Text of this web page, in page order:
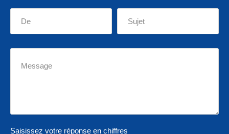
Saisissez votre réponse en chiffres